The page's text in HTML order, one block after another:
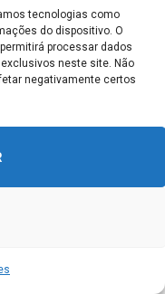
tecnologias como
do dispositivo. O
processar dados
neste site. Não
negativamente certos
interesse está
as pessoas
alcance para
vidas.
link